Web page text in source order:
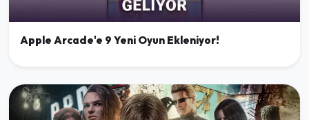
Apple Arcade'e 9 Yeni Oyun Ekleniyor!